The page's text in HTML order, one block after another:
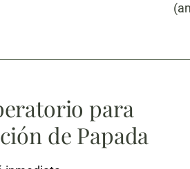
para
de Papada